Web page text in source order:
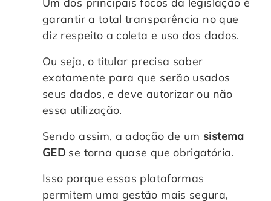
Um dos principais focos da legislação é
garantir a total transparência no que
diz respeito a coleta e uso dos dados.
Ou seja, o titular precisa saber
exatamente para que serão usados
seus dados, e deve autorizar ou não
essa utilização.
Sendo assim, a adoção de um sistema
GED se torna quase que obrigatória.
Isso porque essas plataformas
permitem uma gestão mais segura,